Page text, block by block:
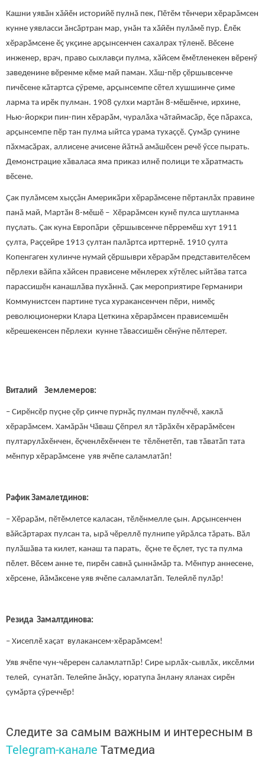
Кашни уявӑн хӑйӗн историйӗ пулнă пек, Пӗтӗм тӗнчери хӗрарӑмсен
кунне уявласси ӑнсӑртран мар, унăн та хӑйӗн пулăмӗ пур. Ӗлӗк
хӗрарӑмсене ӗç укçине арҫынсенчен сахалрах тӳленӗ. Вӗсене
инженер, врач, право сыхлавçи пулма, хӑйсем ӗмӗтленекен вӗренӳ
заведенине вӗренме кӗме май паман. Хӑш-пӗр ҫӗршывсенче
пичӗсене кăтартса ҫӳреме, арçынсемпе сӗтел хушшинче çиме
ларма та ирӗк пулман. 1908 ҫулхи мартăн 8-мӗшӗнче, ирхине,
Нью-йоркри пин-пин хӗрарӑм, чуралӑха чӑтаймасӑр, ӗҫе пӑрахса,
арҫынсемпе пӗр тан пулма ыйтса урама тухаççӗ. Çумӑр ҫунине
пӑхмасӑрах, аллисене ачисене йăтнă амӑшӗсен речӗ ӳссе пырать.
Демонстрацие хӑваласа яма приказ илнӗ полици те хӑратмасть
вӗсене.
Ҫак пулăмсем хыççăн Америкӑри хӗрарӑмсене пӗртанлăх правине
панă май, Мартӑн 8-мӗшӗ – Хӗрарăмсен кунӗ пулса шутланма
пуҫлать. Çак куна Европăри ҫӗршывсенче пӗрремӗш хут 1911
ҫулта, Раççейре 1913 çултан палăртса ирттернӗ. 1910 ҫулта
Копенгаген хулинче нумай ҫӗршыври хӗрарӑм представителӗсем
пӗрлехи вăйпа хăйсен прависене мӗнлерех хӳтӗлес ыйтăва татса
парассишӗн канашлӑва пухӑннӑ. Çак мероприятире Германири
Коммунистсен партине туса хуракансенчен пӗри, нимӗç
революционерки Клара Цеткина хӗрарăмсен прависемшӗн
кӗрешекенсен пӗрлехи кунне тăвассишӗн сӗнӳне пӗлтерет.
Виталий Землемеров:
– Сирӗнсӗр пуçне çӗр çинче пурнӑҫ пулман пулӗччӗ, хаклӑ
хӗрарӑмсем. Хамăрăн Чӑваш Ҫӗпрел ял тӑрӑхӗн хӗрарӑмӗсен
пултарулăхӗнчен, ӗҫченлӗхӗнчен те тӗлӗнетӗп, тав тӑватӑп тата
мӗнпур хӗрарӑмсене уяв ячӗпе саламлатӑп!
РафикЗамалетдинов:
– Хӗрарӑм, пӗтӗмлетсе каласан, тӗлӗнмелле çын. Арҫынсенчен
вăйсăртарах пулсан та, ырă чӗреллӗ пулнипе уйрăлса тăрать. Вăл
пулӑшăва та килет, канаш та парать, ӗҫне те ӗçлет, тус та пулма
пӗлет. Вӗсем анне те, пирӗн савнă çыннăмăр та. Мӗнпур аннесене,
хӗрсене, йӑмӑксене уяв ячӗпе саламлатӑп. Телейлӗ пулӑр!
Резида Замалтдинова:
– Хисеплӗ хаçат вулакансем-хӗрарăмсем!
Уяв ячӗпе чун-чӗререн саламлатпӑр! Сире ырлăх-сывлăх, иксӗлми
телей, сунатăп. Телейпе ăнăçу, юратупа ăнлану яланах сирӗн
çумăрта çӳреччӗр!
Следите за самым важным и интересным в
Telegram-канале Татмедиа